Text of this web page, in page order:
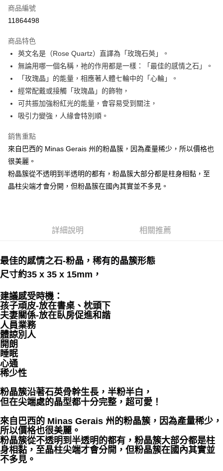
超商取貨付款
Apple Pay
街口支付
悠遊付
ATM付款
全家取貨付款
每筆NT$80，滿NT$3,000(含以上)免運費
7-11取貨付款
每筆NT$80，滿NT$3,000(含以上)免運費
每筆NT$80，滿NT$3,000(含以上)免運費
付款後門市自取
商品編號
11864498
商品特色
英文名是（Rose Quartz）直譯為「玫瑰石英」。
無論用哪一個名稱，祂的作用都是一樣：「最佳的感情之石」。
「玫瑰晶」的能量，相應著人體七輪中的「心輪」。
經常配戴或接觸「玫瑰晶」的飾物，
可共振加強粉紅光的能量，會容易受到關注，
吸引力變強，人緣會特別順。
銷售重點
來自巴西的 Minas Gerais 州的粉晶簇，因為產量稀少，所以價格也
很美麗。
粉晶簇從不透明到半透明的都有，粉晶簇大部分都是柱身相黏，至
晶柱尖端才會分開，但粉晶簇在國內其實並不多見。
詳細說明 相關推薦
最佳的感情之石-粉晶，稀有的晶簇形態
尺寸約35 x 35 x 15mm，
建議感受時機：
孩子頑皮-放在書桌、枕頭下
夫妻關係-放在臥房促進和諧
人員業務
體諒別人
開朗
睡眠
心通
稀少性
粉晶簇沿著石英骨幹生長，半粉半白，
但在尖端處的晶型都十分完整，超可愛！
來自巴西的 Minas Gerais 州的粉晶簇，因為產量稀少，
所以價格也很美麗。
粉晶簇從不透明到半透明的都有，粉晶簇大部分都是柱
身相黏，至晶柱尖端才會分開，但粉晶簇在國內其實並
不多見。